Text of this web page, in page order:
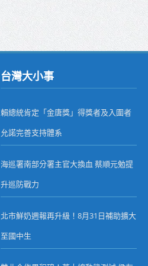
台灣大小事
賴總統肯定「金唐獎」得獎者及入圍者
允諾完善支持體系
海巡署南部分署主官大換血 蔡順元勉提
升巡防戰力
北市鮮奶週報再升級！8月31日補助擴大
至國中生